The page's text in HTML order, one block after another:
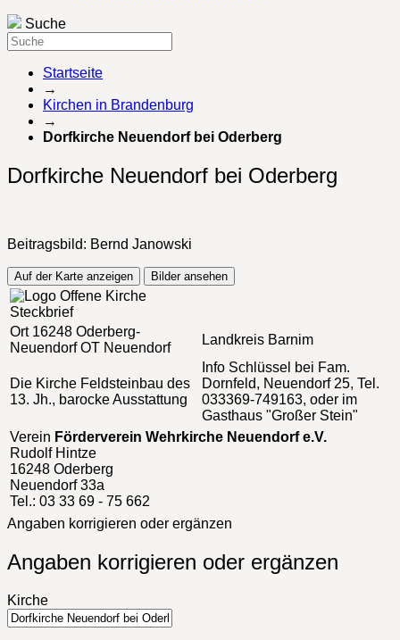
Suche
Startseite
→
Kirchen in Brandenburg
→
Dorfkirche Neuendorf bei Oderberg
Dorfkirche Neuendorf bei Oderberg
Beitragsbild: Bernd Janowski
Auf der Karte anzeigen Bilder ansehen
Steckbrief
Ort16248 Oderberg-
Neuendorf OT Neuendorf
Landkreis Barnim
Die Kirche Feldsteinbau des
13. Jh., barocke Ausstattung
Info Schlüssel bei Fam.
Dornfeld, Neuendorf 25, Tel.
033369-749163, oder im
Gasthaus "Großer Stein"
Verein Förderverein Wehrkirche Neuendorf e.V.
Rudolf Hintze
16248 Oderberg
Neuendorf 33a
Tel.: 03 33 69 - 75 662
Angaben korrigieren oder ergänzen
Angaben korrigieren oder ergänzen
Kirche